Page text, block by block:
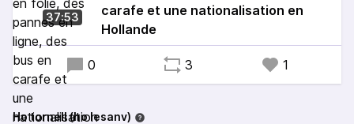
37:53
carafe et une nationalisation en
Hollande
0 3 1
Ho tornell (ho lesanv)